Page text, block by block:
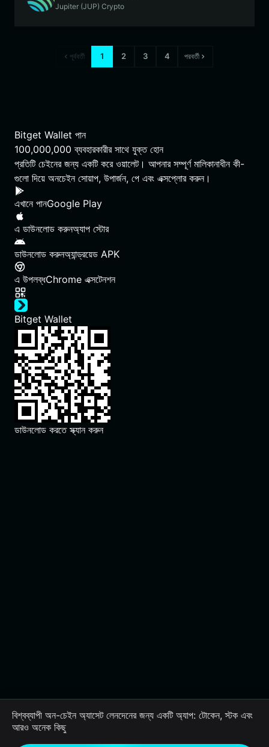
Jupiter (JUP) Crypto
পূর্ববর্তী 1 2 3 4 পরবর্তী
Bitget Wallet পান
100,000,000 ব্যবহারকারীর সাথে যুক্ত হোন
প্রতিটি চেইনের জন্য একটি করে ওয়ালেট। আপনার সম্পূর্ণ মালিকানাধীন কী-
গুলো দিয়ে অনচেইন সোয়াপ, উপার্জন, পে এবং এক্সপ্লোর করুন।
এখানে পানGoogle Play
এ ডাউনলোড করুনঅ্যাপ স্টোর
ডাউনলোড করুনঅ্যান্ড্রয়েড APK
এ উপলব্ধChrome এক্সটেনশন
Bitget Wallet
ডাউনলোড করতে স্ক্যান করুন
বিশ্বব্যাপী অন-চেইন অ্যাসেট লেনদেনের জন্য একটি অ্যাপ: টোকেন, স্টক এবং
আরও অনেক কিছু